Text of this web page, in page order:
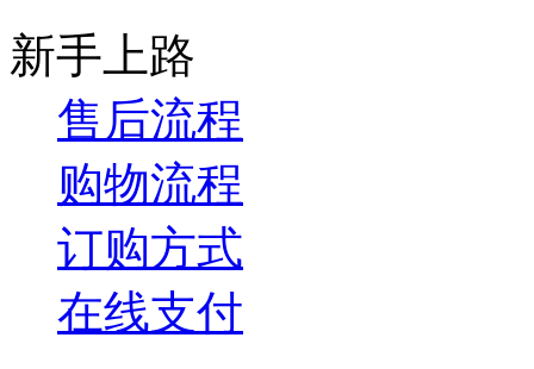
新手上路
售后流程
购物流程
订购方式
在线支付